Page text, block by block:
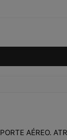
AÉREO.